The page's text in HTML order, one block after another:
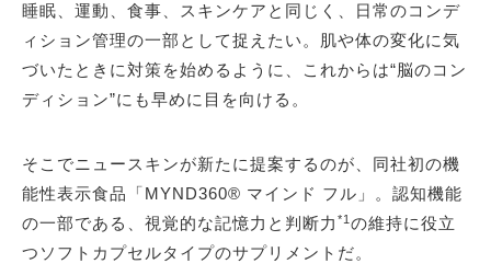
睡眠、運動、食事、スキンケアと同じく、日常のコンデ
ィション管理の一部として捉えたい。肌や体の変化に気
づいたときに対策を始めるように、これからは“脳のコン
ディション”にも早めに目を向ける。
そこでニュースキンが新たに提案するのが、同社初の機
能性表示食品「MYND360® マインド フル」。認知機能
の一部である、視覚的な記憶力と判断力 *1 の維持に役立
つソフトカプセルタイプのサプリメントだ。